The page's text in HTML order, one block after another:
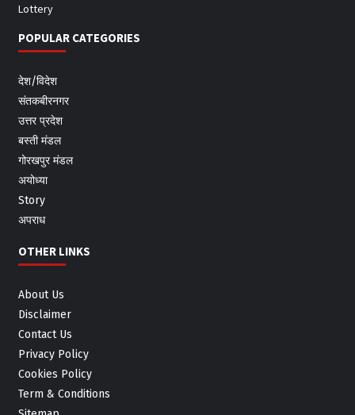
Lottery
POPULAR CATEGORIES
देश/विदेश
संतकबीरनगर
उत्तर प्रदेश
बस्ती मंडल
गोरखपुर मंडल
अयोध्या
Story
अपराध
OTHER LINKS
About Us
Disclaimer
Contact Us
Privacy Policy
Cookies Policy
Term & Conditions